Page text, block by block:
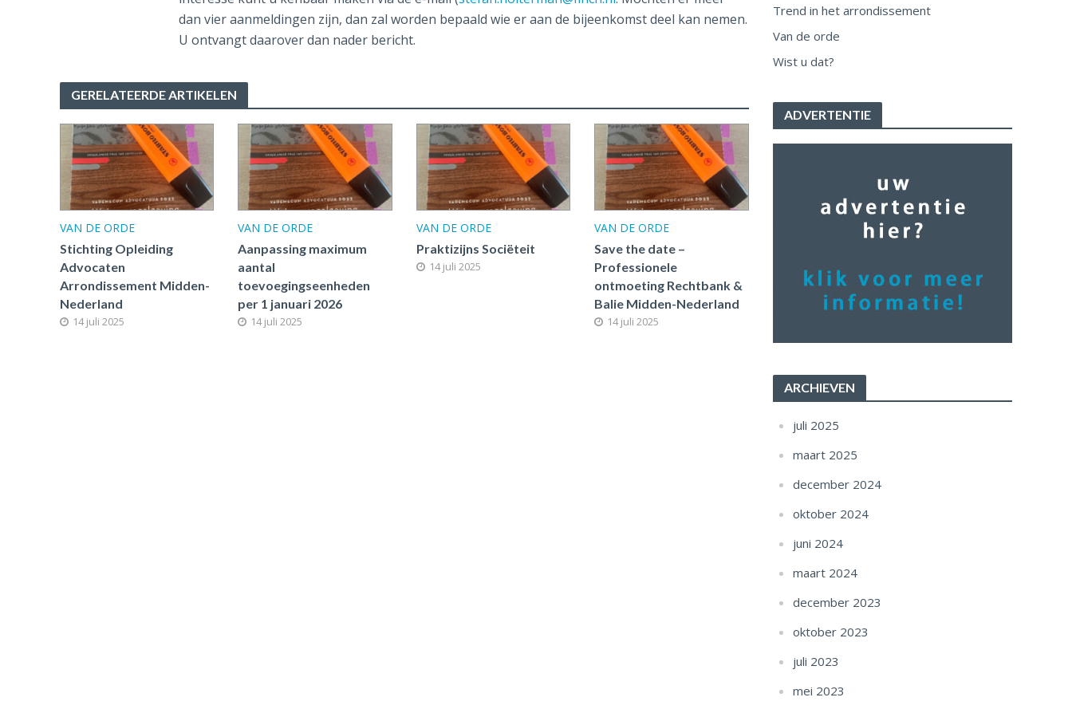
dan vier aanmeldingen zijn, dan zal worden bepaald wie er aan de bijeenkomst deel kan nemen.
U ontvangt daarover dan nader bericht.
GERELATEERDE ARTIKELEN
VAN DE ORDE
Stichting Opleiding
Advocaten
Arrondissement Midden-
Nederland
14 juli 2025
VAN DE ORDE
Aanpassing maximum
aantal
toevoegingseenheden
per 1 januari 2026
14 juli 2025
VAN DE ORDE
Praktizijns Sociëteit
14 juli 2025
VAN DE ORDE
Save the date –
Professionele
ontmoeting Rechtbank &
Balie Midden-Nederland
14 juli 2025
Trend in het arrondissement
Van de orde
Wist u dat?
ADVERTENTIE
ARCHIEVEN
juli 2025
maart 2025
december 2024
oktober 2024
juni 2024
maart 2024
december 2023
oktober 2023
juli 2023
mei 2023